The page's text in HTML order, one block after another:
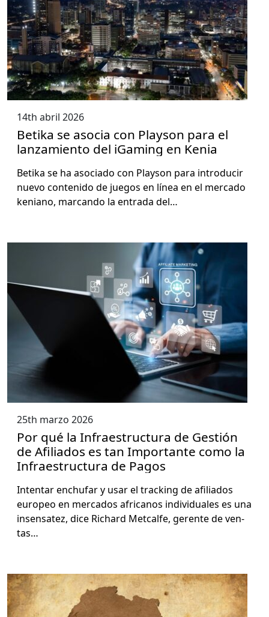
14th abril 2026
Betika se asocia con Playson para el
lanzamiento del iGaming en Kenia
Beti­ka se ha aso­ci­a­do con Playson para intro­ducir
nue­vo con­tenido de jue­gos en línea en el mer­ca­do
keni­ano, mar­can­do la entra­da del…
25th marzo 2026
Por qué la Infraestructura de Gestión
de Afiliados es tan Importante como la
Infraestructura de Pagos
Inten­tar ench­u­far y usar el track­ing de afil­i­a­dos
europeo en mer­ca­dos africanos indi­vid­uales es una
insen­satez, dice Richard Met­calfe, ger­ente de ven­
tas…